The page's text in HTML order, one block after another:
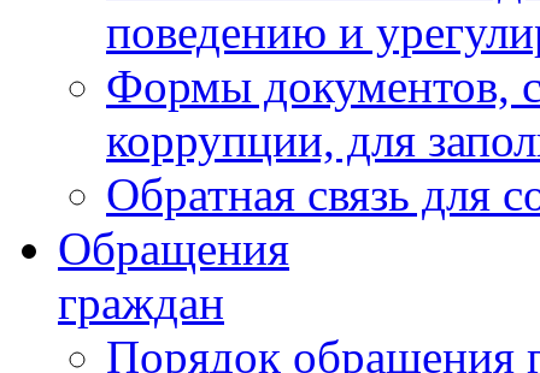
поведению и
Формы документов,
коррупции, для
Обратная связь для
Обращения
граждан
Порядок обращения